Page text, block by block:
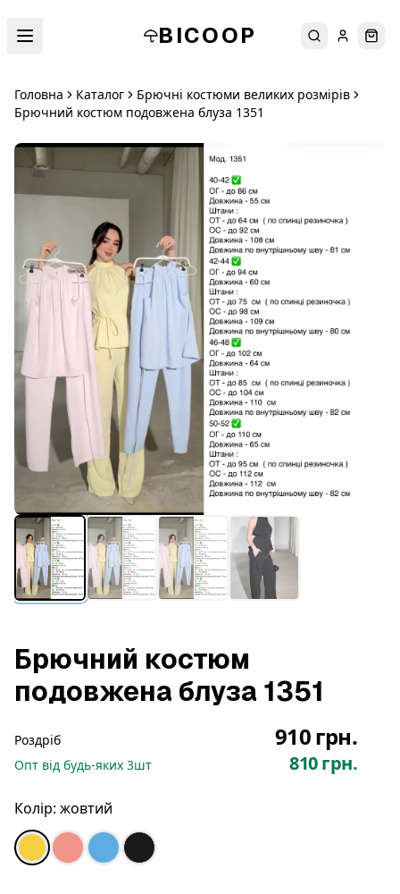
BICOOP ПошукУвійти
Головна Каталог
Брючні костюми великих розмірів
Брючний костюм подовжена блуза 1351
Брючний костюм
подовжена блуза 1351
Роздріб 910 грн.
Опт від будь-яких 3шт 810 грн.
Колір: жовтий